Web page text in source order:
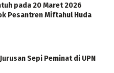
pada 20 Maret 2026
Pesantren Miftahul Huda
Sepi Peminat di UPN